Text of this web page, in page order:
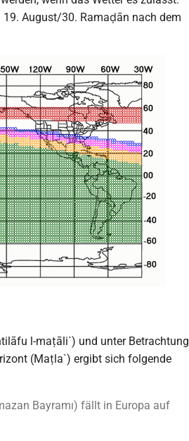
August/30. Ramaḍān nach dem
l-maṭāli`) und unter Betrachtung
(Maṭla`) ergibt sich folgende
Bayramı) fällt in Europa auf